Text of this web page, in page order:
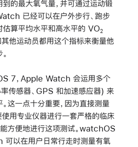
的最大氧气量，并可通过运动锻
已经可以在户外步行、跑步
估算平均水平和高水平的 VO 2
他运动员都用这个指标来衡量他
7，Apple Watch 会运用多个
传感器、GPS 和加速感应器) 来
这一点十分重要，因为直接测量
用专业仪器进行一套严格的临床
方便地进行这项测试。watchOS
以在用户日常行走时测量有氧